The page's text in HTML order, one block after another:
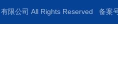
限公司 All Rights Reserved 备案